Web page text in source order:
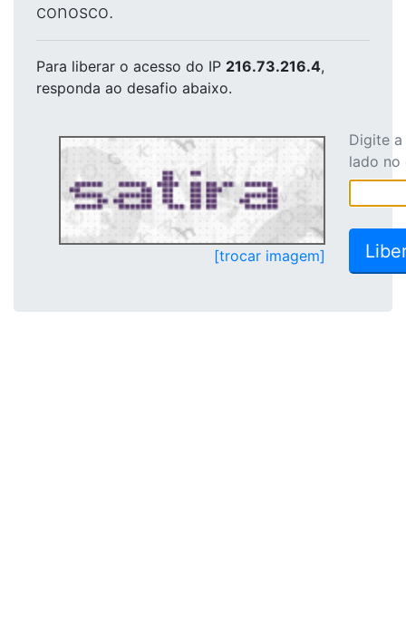
conosco.
Para liberar o acesso do IP 216.73.216.4,
responda ao desafio abaixo.
[trocar imagem]
Digite
lado no